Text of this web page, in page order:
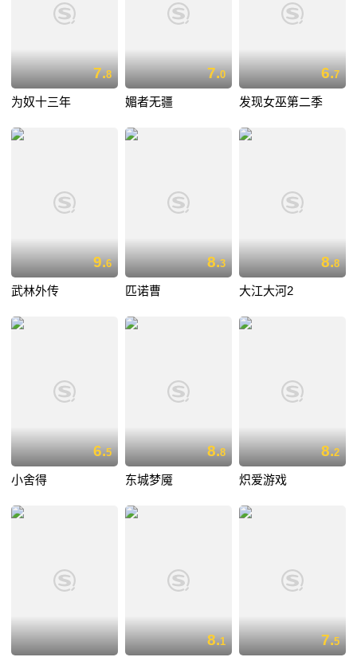
7.8
为奴十三年
7.0
媚者无疆
6.7
发现女巫第二季
9.6
武林外传
8.3
匹诺曹
8.8
大江大河2
6.5
小舍得
8.8
东城梦魇
8.2
炽爱游戏
8.1 7.5